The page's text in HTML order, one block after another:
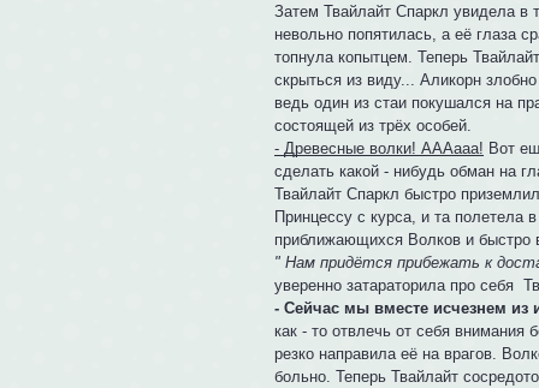
Затем Твайлайт Спаркл увидела в
невольно попятилась, а её глаза
топнула копытцем. Теперь
скрыться из виду... Аликорн
ведь один из стаи покушался на
состоящей из трёх особей.
- Древесные волки! АААааа! Вот
сделать какой - нибудь обман на
Твайлайт Спаркл быстро
Принцессу с курса, и та полетела
приближающихся Волков и быстро
" Нам придётся прибежать к
уверенно затараторила про себя
- Сейчас мы вместе исчезнем из
как - то отвлечь от себя внимания
резко направила её на врагов.
больно. Теперь Твайлайт